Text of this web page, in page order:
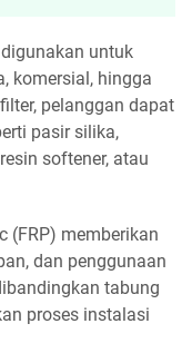
untuk
komersial, hingga
pelanggan dapat
pasir silika,
softener, atau
(FRP) memberikan
dan penggunaan
tabung
proses instalasi